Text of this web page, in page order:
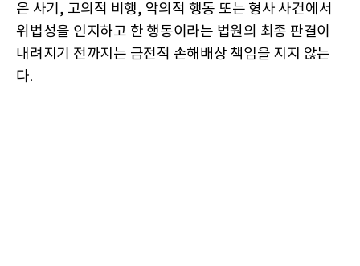
은 사기, 고의적 비행, 악의적 행동 또는 형사 사건에서
위법성을 인지하고 한 행동이라는 법원의 최종 판결이
내려지기 전까지는 금전적 손해배상 책임을 지지 않는
다.